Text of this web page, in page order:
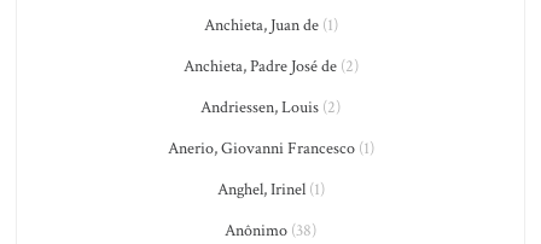
Anchieta, Juan de(1)
Anchieta, Padre José de(2)
Andriessen, Louis (2)
Anerio, Giovanni Francesco(1)
Anghel, Irinel(1)
Anônimo (38)